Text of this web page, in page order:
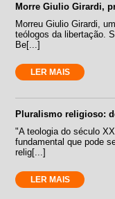
Morre Giulio Girardi,
Morreu Giulio Girardi,
teólogos da libertação.
Be[...]
LER MAIS
Pluralismo religioso:
"A teologia do século
fundamental que pode
relig[...]
LER MAIS